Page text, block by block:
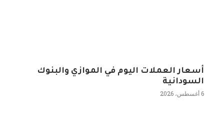
أسعار العملات اليوم في الموازي والبنوك
السودانية
6 أغسطس، 2026